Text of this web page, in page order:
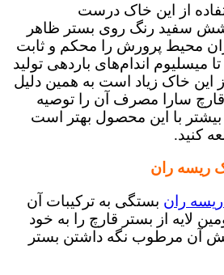
از این خاک درست
سفید رنگ روی بستر ظاهر
محیط پرورش را محکم و ثابت
اندام‌های باردهی تولید
این خاک زیاد است به همین دلیل
سارا مصرف آن را توصیه
با این محصول بهتر است
کنید.
ریسه ران
ریسه ران بستگی به ترکیبات آن
لایه از بستر قارچ را به خود
آن مرطوب نگه داشتن بستر